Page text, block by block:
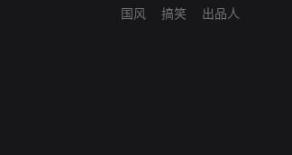
国风
搞笑
出品人